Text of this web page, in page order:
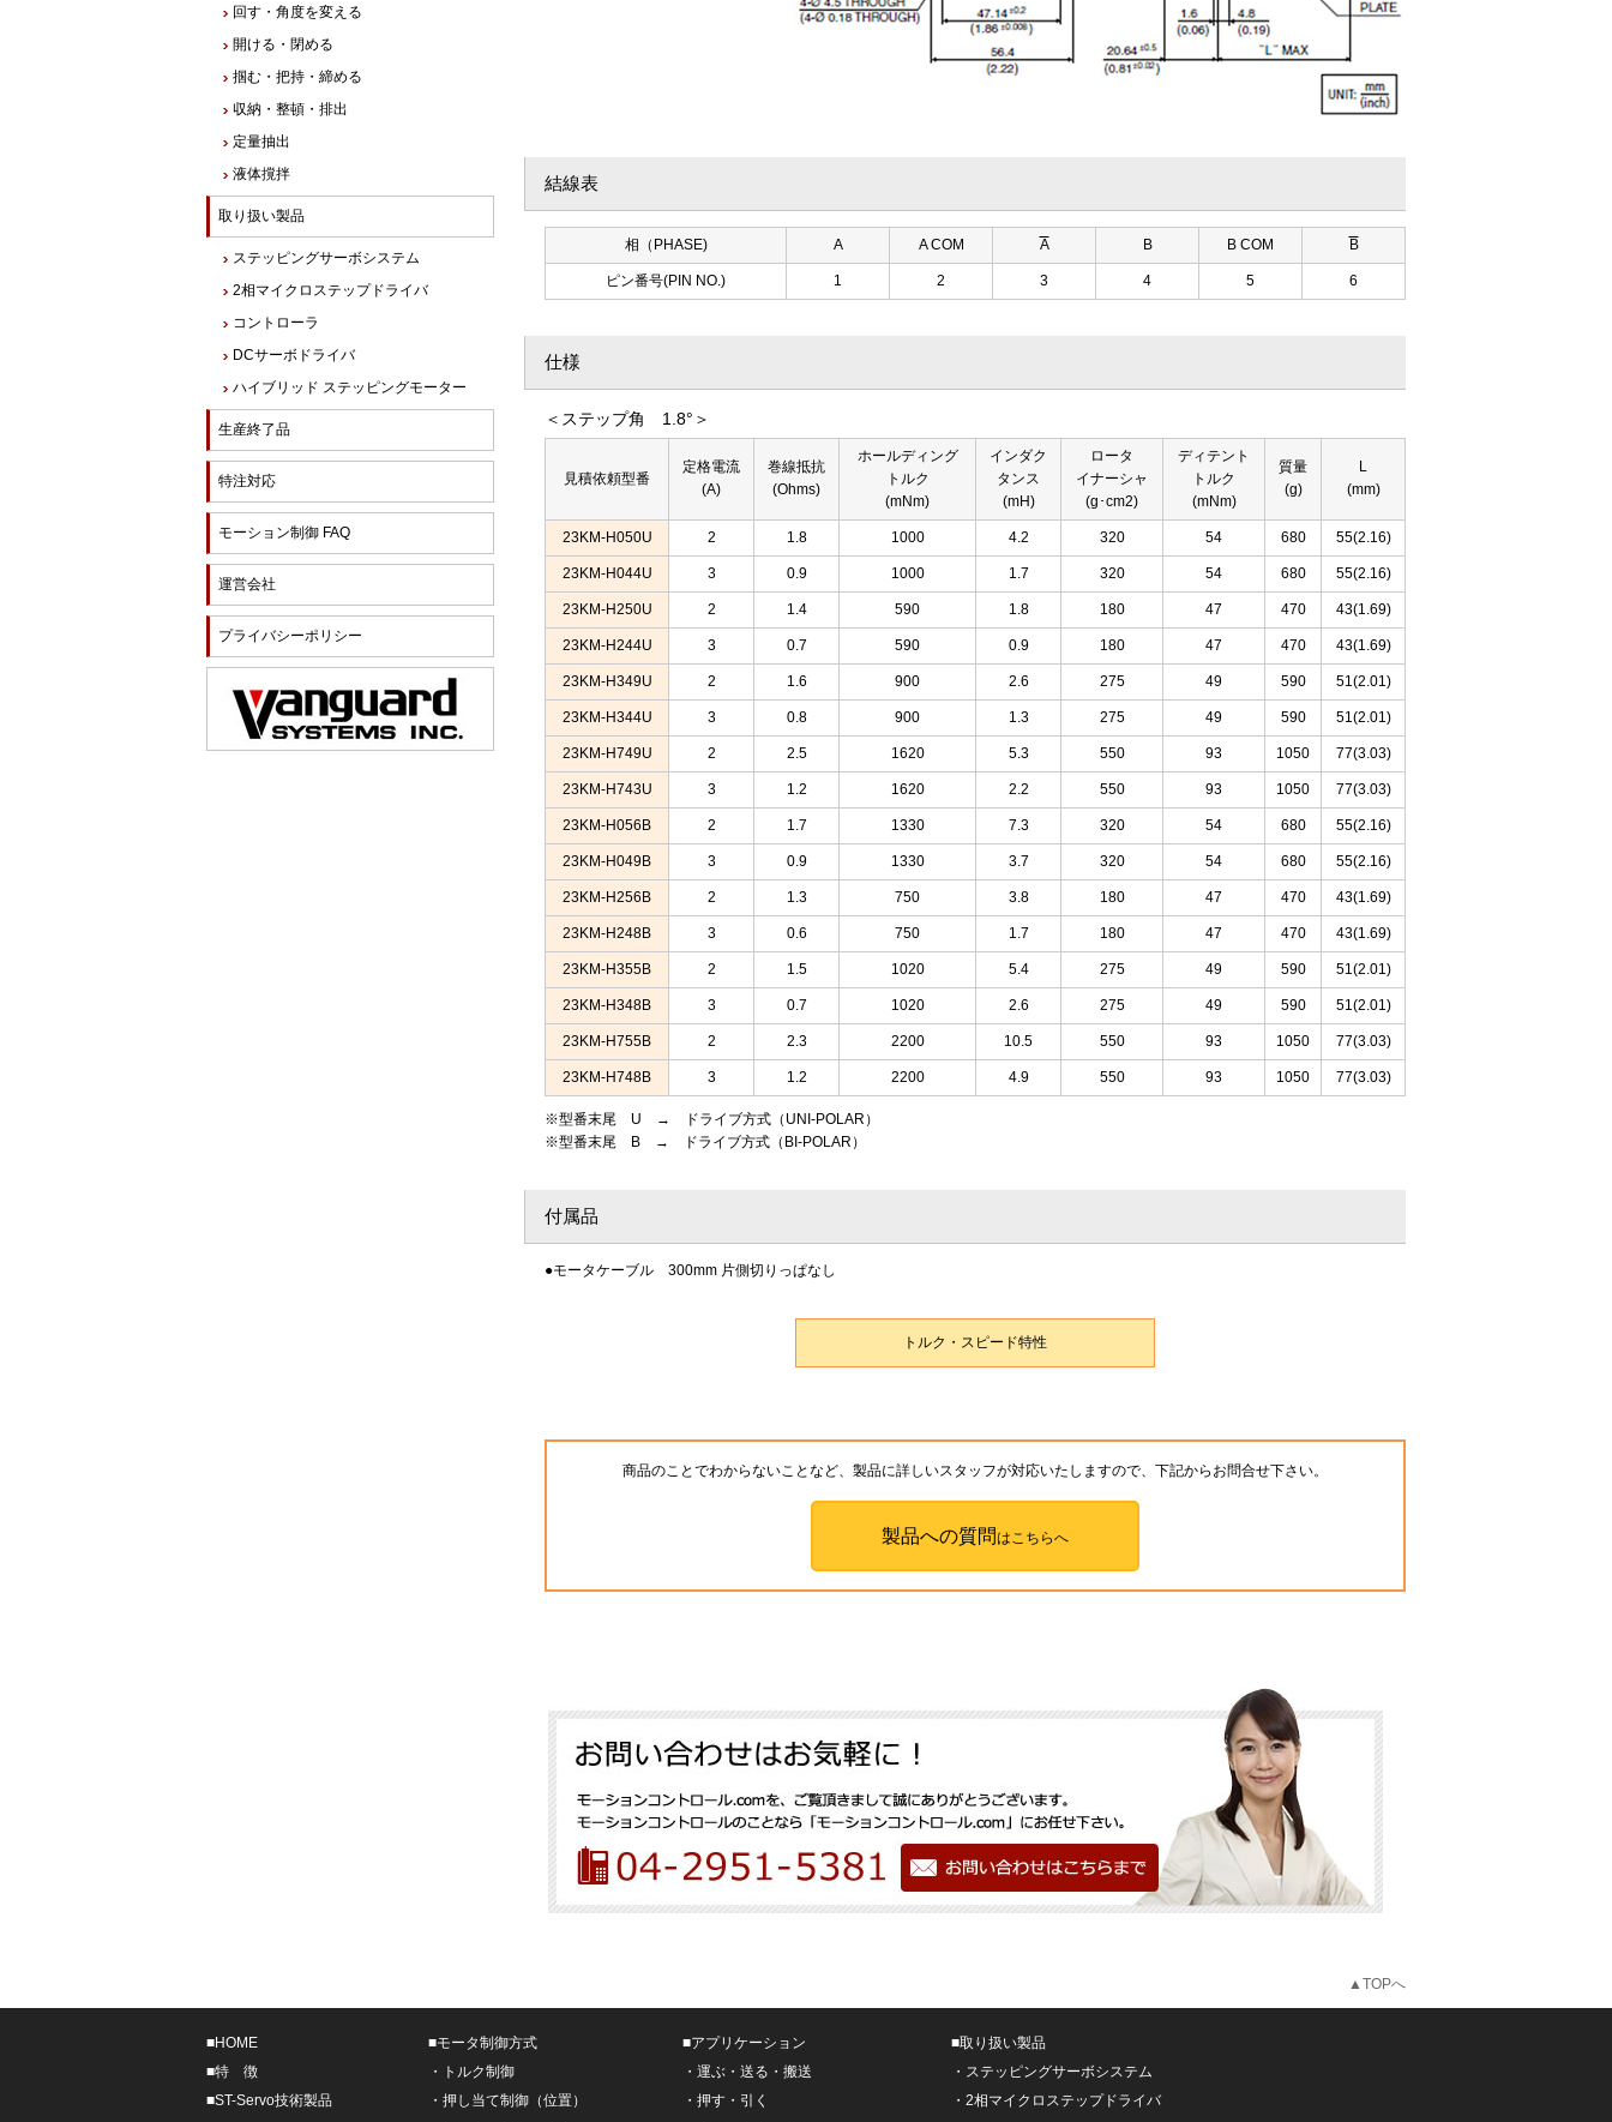
結線表
相（PHASE) A A COM A B B COM B
ピン番号(PIN NO.) 1 2 3 4 5 6
仕様
＜ステップ角 1.8°＞
見積依頼型番
定格電流
(A)
巻線抵抗
(Ohms)
ホールディング
トルク
(mNm)
インダク
タンス
(mH)
ロータ
イナーシャ
(g･cm2)
ディテント
トルク
(mNm)
質量
(g)
L
(mm)
23KM-H050U 2 1.8 1000 4.2 320 54 680 55(2.16)
23KM-H044U 3 0.9 1000 1.7 320 54 680 55(2.16)
23KM-H250U 2 1.4 590 1.8 180 47 470 43(1.69)
23KM-H244U 3 0.7 590 0.9 180 47 470 43(1.69)
23KM-H349U 2 1.6 900 2.6 275 49 590 51(2.01)
23KM-H344U 3 0.8 900 1.3 275 49 590 51(2.01)
23KM-H749U 2 2.5 1620 5.3 550 93 1050 77(3.03)
23KM-H743U 3 1.2 1620 2.2 550 93 1050 77(3.03)
23KM-H056B 2 1.7 1330 7.3 320 54 680 55(2.16)
23KM-H049B 3 0.9 1330 3.7 320 54 680 55(2.16)
23KM-H256B 2 1.3 750 3.8 180 47 470 43(1.69)
23KM-H248B 3 0.6 750 1.7 180 47 470 43(1.69)
23KM-H355B 2 1.5 1020 5.4 275 49 590 51(2.01)
23KM-H348B 3 0.7 1020 2.6 275 49 590 51(2.01)
23KM-H755B 2 2.3 2200 10.5 550 93 1050 77(3.03)
23KM-H748B 3 1.2 2200 4.9 550 93 1050 77(3.03)
※型番末尾 U → ドライブ方式（UNI-POLAR）
※型番末尾 B → ドライブ方式（BI-POLAR）
付属品
●モータケーブル 300mm 片側切りっぱなし
トルク・スピード特性
商品のことでわからないことなど、製品に詳しいスタッフが対応いたしますので、下記からお問合せ下さい。
製品への質問はこちらへ
回す・角度を変える
開ける・閉める
掴む・把持・締める
収納・整頓・排出
定量抽出
液体撹拌
取り扱い製品
ステッピングサーボシステム
2相マイクロステップドライバ
コントローラ
DCサーボドライバ
ハイブリッド ステッピングモーター
生産終了品
特注対応
モーション制御 FAQ
運営会社
プライバシーポリシー
▲TOPへ
■HOME
■特 徴
■ST-Servo技術製品
■モータ制御方式
・
トルク制御
・ 押し当て制御（位置）
■アプリケーション
・ 運ぶ・送る・搬送
・ 押す・引く
■取り扱い製品
・ ステッピングサーボシステム
・ 2相マイクロステップドライバ